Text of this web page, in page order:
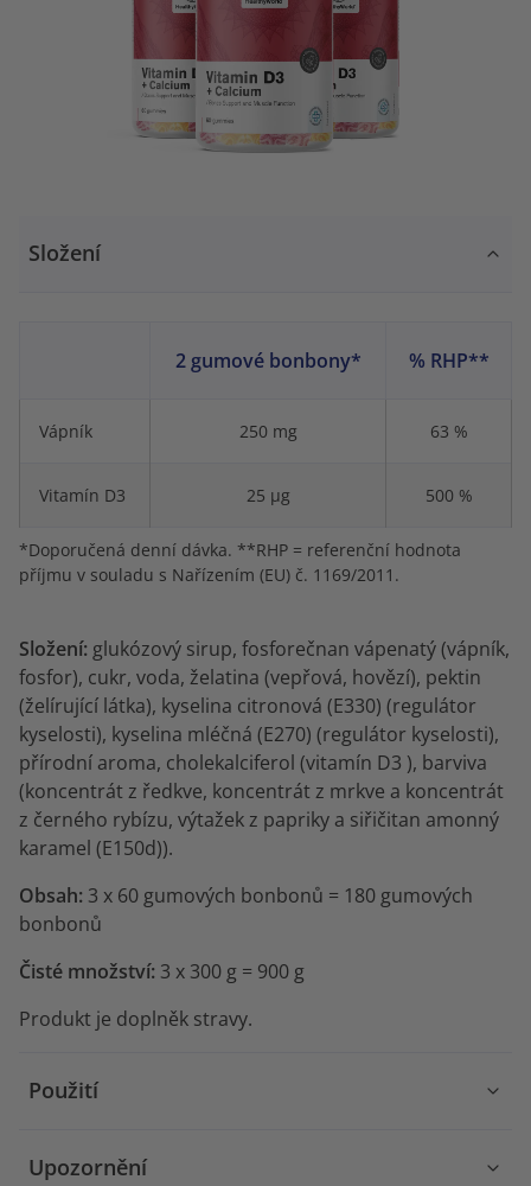
Složení
2 gumové bonbony* % RHP**
Vápník 250 mg 63 %
Vitamín D3 25 μg 500 %
*Doporučená denní dávka. **RHP = referenční hodnota
příjmu v souladu s Nařízením (EU) č. 1169/2011.
Složení: glukózový sirup, fosforečnan vápenatý (vápník,
fosfor), cukr, voda, želatina (vepřová, hovězí), pektin
(želírující látka), kyselina citronová (E330) (regulátor
kyselosti), kyselina mléčná (E270) (regulátor kyselosti),
přírodní aroma, cholekalciferol (vitamín D3 ), barviva
(koncentrát z ředkve, koncentrát z mrkve a koncentrát
z černého rybízu, výtažek z papriky a siřičitan amonný
karamel (E150d)).
Obsah: 3 x 60 gumových bonbonů = 180 gumových
bonbonů
Čisté množství: 3 x 300 g = 900 g
Produkt je doplněk stravy.
Použití
Upozornění